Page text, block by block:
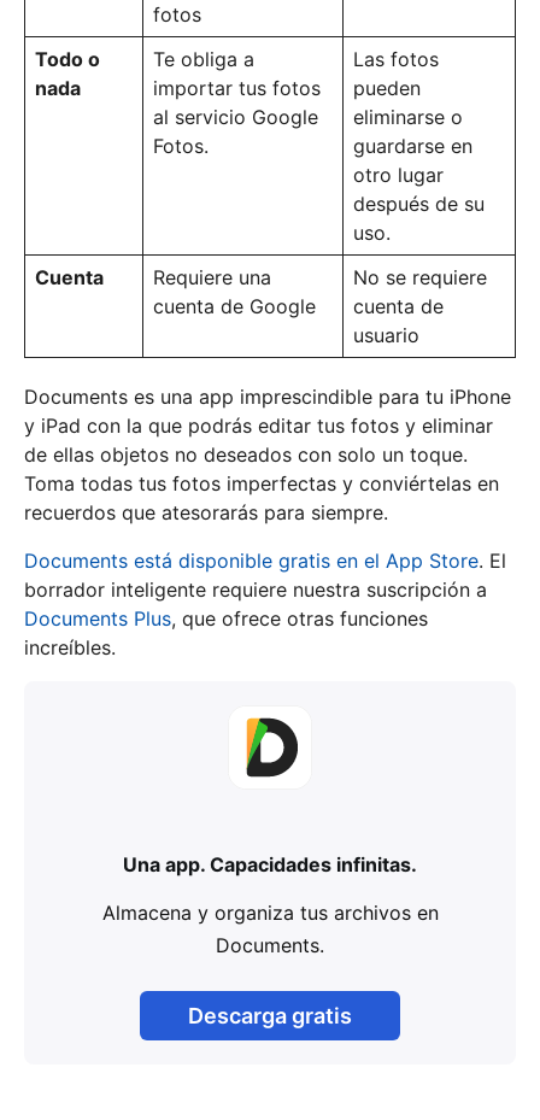
fotos
Todo o
nada
Te obliga a
importar tus fotos
al servicio Google
Fotos.
Las fotos
pueden
eliminarse o
guardarse en
otro lugar
después de su
uso.
Cuenta
Requiere una
cuenta de Google
No se requiere
cuenta de
usuario
Documents es una app imprescindible para tu iPhone
y iPad con la que podrás editar tus fotos y eliminar
de ellas objetos no deseados con solo un toque.
Toma todas tus fotos imperfectas y conviértelas en
recuerdos que atesorarás para siempre.
Documents está disponible gratis en el App Store. El
borrador inteligente requiere nuestra suscripción a
Documents Plus, que ofrece otras funciones
increíbles.
Una app. Capacidades infinitas.
Almacena y organiza tus archivos en
Documents.
Descarga gratis